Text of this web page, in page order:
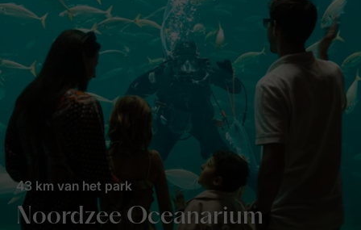
Noordzee Oceanarium
43 km van het park